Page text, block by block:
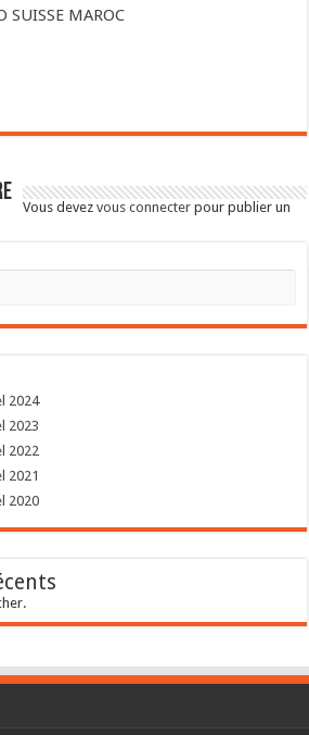
SUISSE MAROC
Vous devezvous connecter pour publier un
2024
2023
2022
2021
2020